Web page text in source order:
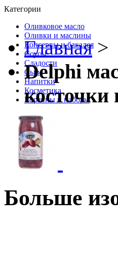
Категории
Оливковое масло
Оливки и маслины
Консервы и бакалея
Соусы
Cладости
Сыр
Напитки
Косметика
Корзины и наборы
Главная >
Delphi
косточки
Больше